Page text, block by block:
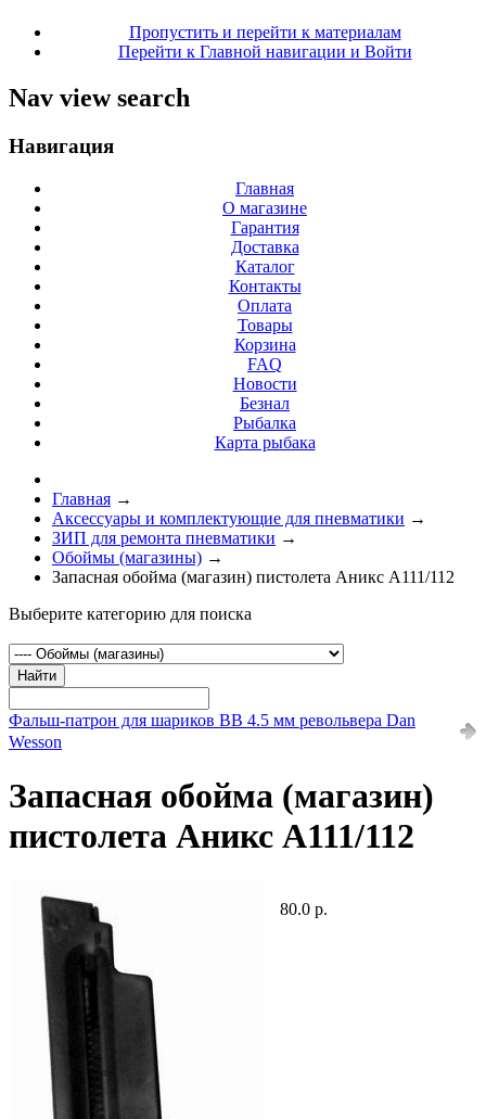
Пропустить и перейти к материалам
Перейти к Главной навигации и Войти
Nav view search
Навигация
Главная
О магазине
Гарантия
Доставка
Каталог
Контакты
Оплата
Товары
Корзина
FAQ
Новости
Безнал
Рыбалка
Карта рыбака
Главная →
Аксессуары и комплектующие для пневматики →
ЗИП для ремонта пневматики →
Обоймы (магазины) →
Запасная обойма (магазин) пистолета Аникс А111/112
Выберите категорию для поиска
Найти
Фальш-патрон для шариков ВВ 4.5 мм револьвера Dan
Wesson
Запасная обойма (магазин)
пистолета Аникс А111/112
80.0 р.